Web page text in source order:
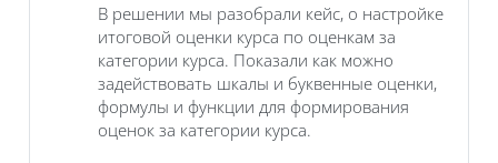
В решении мы разобрали кейс, о настройке
итоговой оценки курса по оценкам за
категории курса. Показали как можно
задействовать шкалы и буквенные оценки,
формулы и функции для формирования
оценок за категории курса.